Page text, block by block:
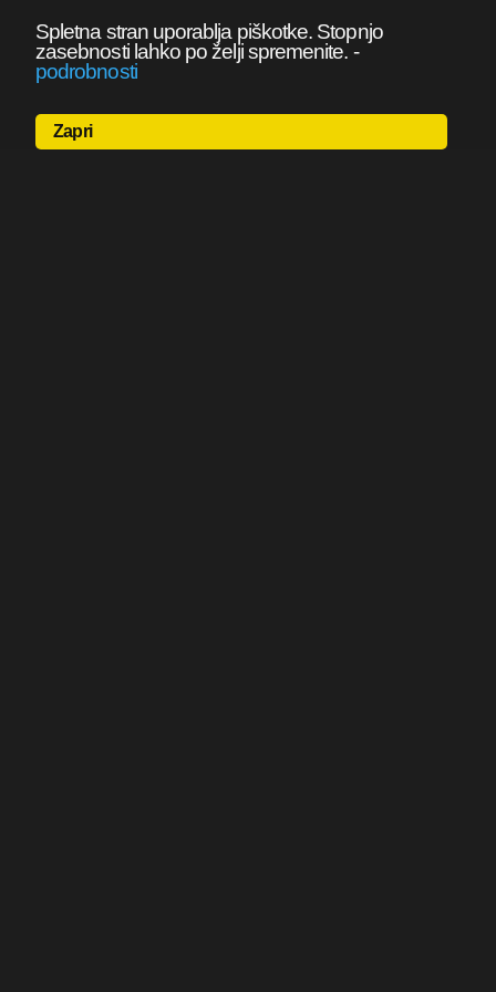
Spletna stran uporablja piškotke. Stopnjo
zasebnosti lahko po želji spremenite. -
podrobnosti
Zapri